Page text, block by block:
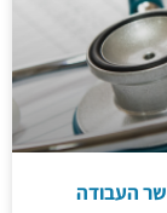
העבודה